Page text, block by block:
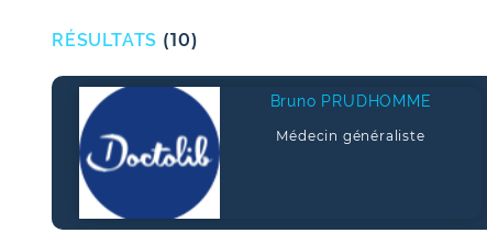
RÉSULTATS (10)
Bruno PRUDHOMME
Médecin généraliste